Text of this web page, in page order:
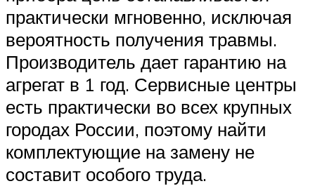
практически мгновенно, исключая
вероятность получения травмы.
Производитель дает гарантию на
агрегат в 1 год. Сервисные центры
есть практически во всех крупных
городах России, поэтому найти
комплектующие на замену не
составит особого труда.